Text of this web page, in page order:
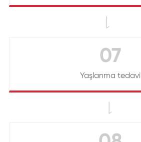

07
Yaşlanma tedavi
